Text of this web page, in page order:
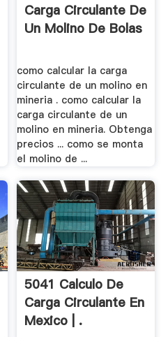
Carga Circulante De
Un Molino De Bolas
como calcular la carga
circulante de un molino en
mineria . como calcular la
carga circulante de un
molino en mineria. Obtenga
precios ... como se monta
el molino de ...
5041 Calculo De
Carga Circulante En
Mexico | .